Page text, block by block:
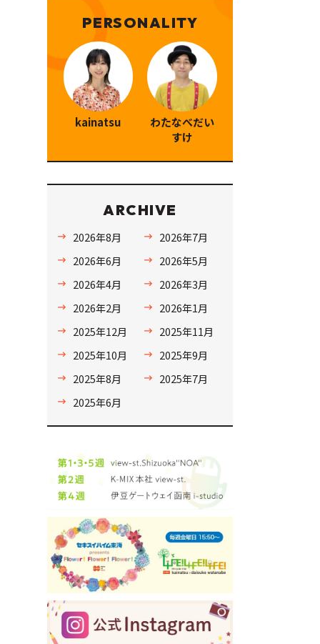
PERSONALITY
kainatsu
わたなべだい
すけ
ARCHIVE
2026年8月
2026年7月
2026年6月
2026年5月
2026年4月
2026年3月
2026年2月
2026年1月
2025年12月
2025年11月
2025年10月
2025年9月
2025年8月
2025年7月
2025年6月